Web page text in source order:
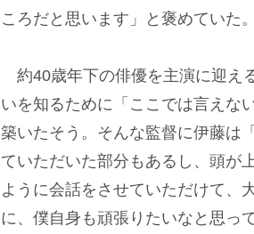
ころだと思います」と褒めていた。
約40歳年下の俳優を主演に迎え
いを知るために「ここでは言えな
築いたそう。そんな監督に伊藤は
ていただいた部分もあるし、頭が
ように会話をさせていただけて、
に、僕自身も頑張りたいなと思っ